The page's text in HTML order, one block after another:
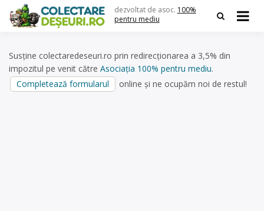
content
dezvoltat de asoc. 100%
pentru mediu
Susține colectaredeseuri.ro prin redirecționarea a 3,5% din
impozitul pe venit către Asociația 100% pentru mediu.
Completează formularul
online și ne ocupăm noi de restul!